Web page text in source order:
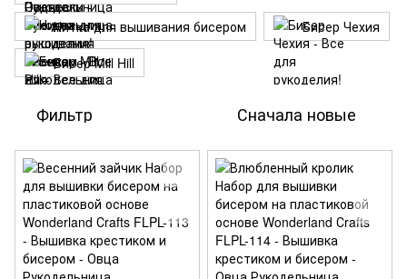
Нитка для вышивания бисером
Бисер Чехия
Бисер Mill Hill
Фильтр Сначала новые